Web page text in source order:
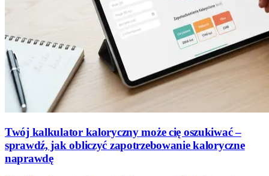
Twój kalkulator kaloryczny może cię oszukiwać –
sprawdź, jak obliczyć zapotrzebowanie kaloryczne
naprawdę